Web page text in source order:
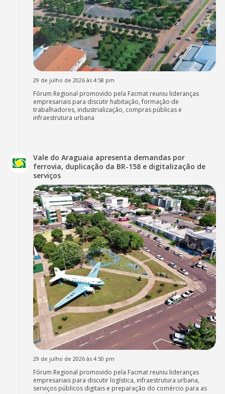
29 de julho de 2026 às 4:58 pm
Fórum Regional promovido pela Facmat reuniu lideranças
empresariais para discutir habitação, formação de
trabalhadores, industrialização, compras públicas e
infraestrutura urbana
Vale do Araguaia apresenta demandas por
ferrovia, duplicação da BR-158 e digitalização de
serviços
29 de julho de 2026 às 4:50 pm
Fórum Regional promovido pela Facmat reuniu lideranças
empresariais para discutir logística, infraestrutura urbana,
serviços públicos digitais e preparação do comércio para as